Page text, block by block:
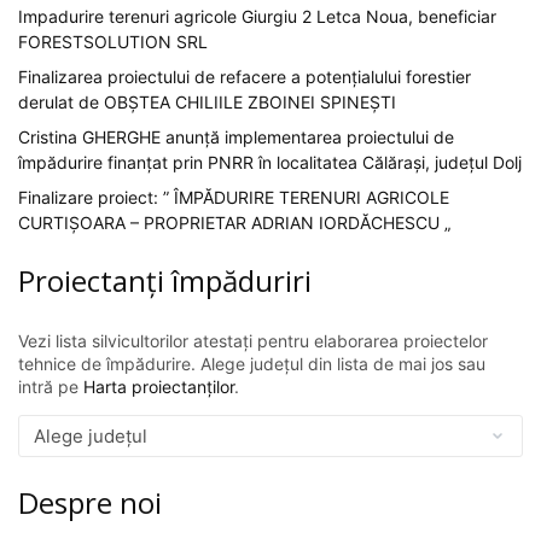
Impadurire terenuri agricole Giurgiu 2 Letca Noua, beneficiar
FORESTSOLUTION SRL
Finalizarea proiectului de refacere a potențialului forestier
derulat de OBȘTEA CHILIILE ZBOINEI SPINEȘTI
Cristina GHERGHE anunță implementarea proiectului de
împădurire finanțat prin PNRR în localitatea Călărași, județul Dolj
Finalizare proiect: ” ÎMPĂDURIRE TERENURI AGRICOLE
CURTIȘOARA – PROPRIETAR ADRIAN IORDĂCHESCU „
Proiectanți împăduriri
Vezi lista silvicultorilor atestați pentru elaborarea proiectelor
tehnice de împădurire. Alege județul din lista de mai jos sau
intră pe Harta proiectanților.
Despre noi